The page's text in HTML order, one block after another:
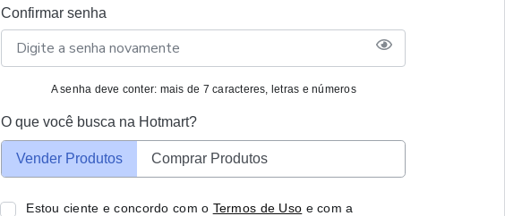
Confirmar senha
A senha deve conter: mais de 7 caracteres, letras e números
O que você busca na Hotmart?
Vender Produtos Comprar Produtos
Estou ciente e concordo com o Termos de Uso e com a